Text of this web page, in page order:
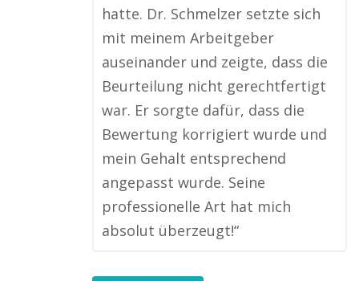
hatte. Dr. Schmelzer setzte sich
mit meinem Arbeitgeber
auseinander und zeigte, dass die
Beurteilung nicht gerechtfertigt
war. Er sorgte dafür, dass die
Bewertung korrigiert wurde und
mein Gehalt entsprechend
angepasst wurde. Seine
professionelle Art hat mich
absolut überzeugt!“